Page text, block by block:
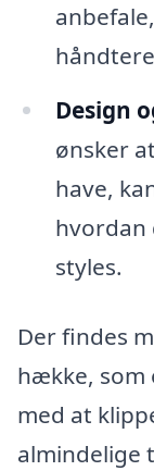
Design
ønsker
have,
hvordan
styles.
Der findes
hække, som
med at
almindelige